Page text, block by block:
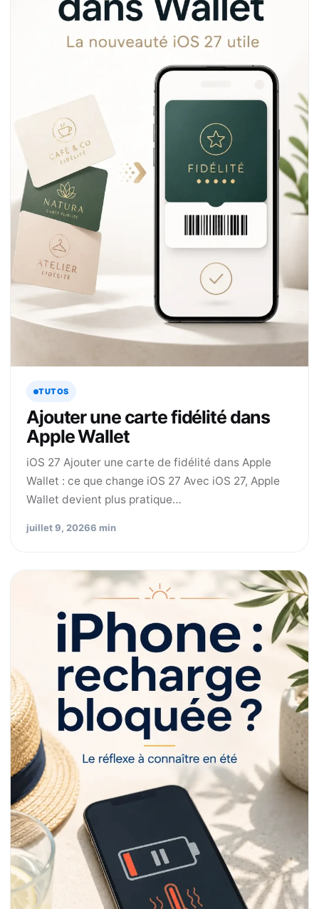
TUTOS
Ajouter une carte fidélité dans
Apple Wallet
iOS 27 Ajouter une carte de fidélité dans Apple
Wallet : ce que change iOS 27 Avec iOS 27, Apple
Wallet devient plus pratique…
juillet 9, 20266 min